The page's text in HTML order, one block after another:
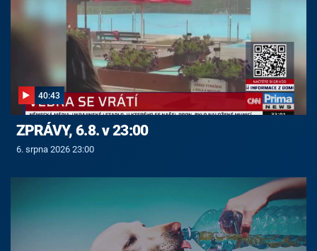
40:43
ZPRÁVY, 6.8. v 23:00
6. srpna 2026 23:00